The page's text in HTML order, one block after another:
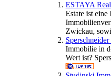
ESTAYA
Estate ist
Zwickau,
Immobilie in
Wert ist?